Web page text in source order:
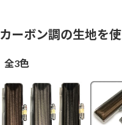
カーボン調の生地を
全3色